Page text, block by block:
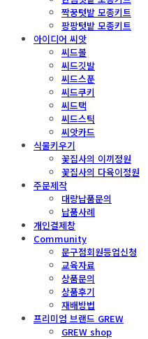
짝꿍텃밭 모종키트
팡팡텃밭 모종키트
아이디어 씨앗
씨드볼
씨드깃발
씨드스푼
씨드쿠키
씨드택
씨드스틱
씨앗카드
식물키우기
꽃집사의 이끼정원
꽃집사의 다육이정원
주문제작
대량납품문의
납품사례
개인결제창
Community
문구점회원등업신청
교육자료
상품문의
상품후기
재배방법
프리미엄 브랜드 GREW
GREW shop